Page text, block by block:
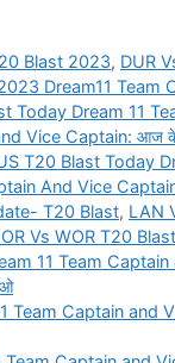
Blast 2023, DUR
Dream11 Team
Today Dream 11
Vice Captain: आज के
T20 Blast Today
And Vice
T20 Blast, LAN
Vs WOR T20
11 Team
Team Captain and